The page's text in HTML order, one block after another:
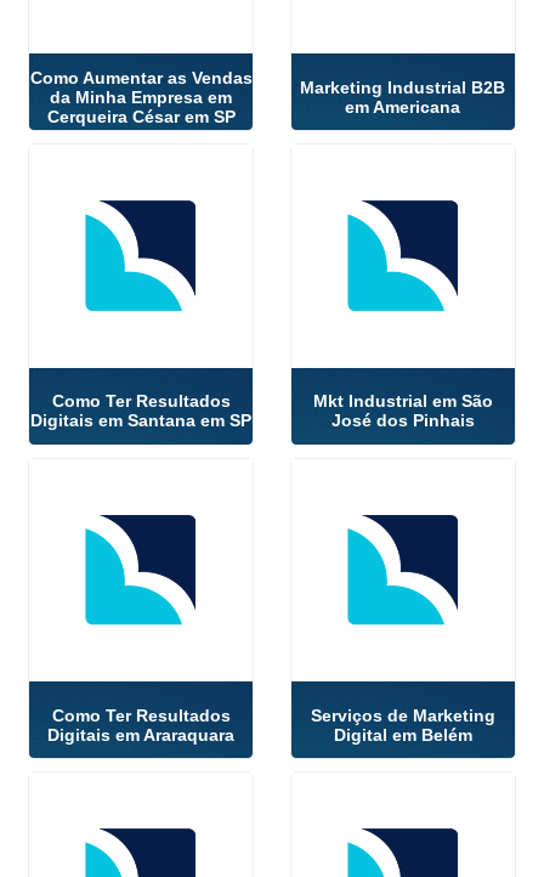
Como Aumentar as Vendas
da Minha Empresa em
Cerqueira César em SP
Marketing Industrial B2B
em Americana
Como Ter Resultados
Digitais em Santana em SP
Mkt Industrial em São
José dos Pinhais
Como Ter Resultados
Digitais em Araraquara
Serviços de Marketing
Digital em Belém